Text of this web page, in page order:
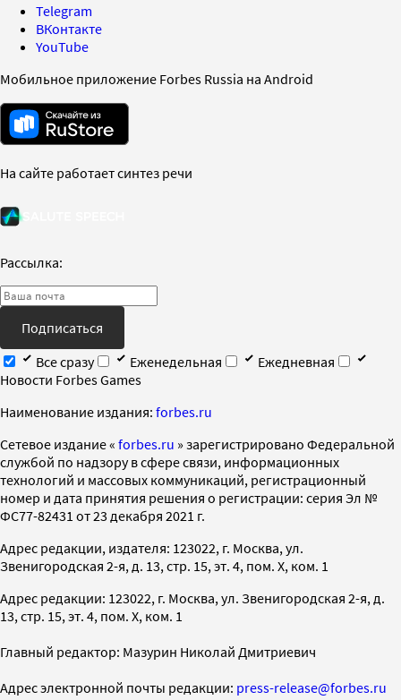
Telegram
ВКонтакте
YouTube
Мобильное приложение Forbes Russia на Android
На сайте работает синтез речи
Рассылка:
Подписаться
Все сразу
Еженедельная
Ежедневная
Новости Forbes Games
Наименование издания: forbes.ru
Cетевое издание « forbes.ru » зарегистрировано Федеральной
службой по надзору в сфере связи, информационных
технологий и массовых коммуникаций, регистрационный
номер и дата принятия решения о регистрации: серия Эл №
ФС77-82431 от 23 декабря 2021 г.
Адрес редакции, издателя: 123022, г. Москва, ул.
Звенигородская 2-я, д. 13, стр. 15, эт. 4, пом. X, ком. 1
Адрес редакции: 123022, г. Москва, ул. Звенигородская 2-я, д.
13, стр. 15, эт. 4, пом. X, ком. 1
Главный редактор: Мазурин Николай Дмитриевич
Адрес электронной почты редакции: press-release@forbes.ru